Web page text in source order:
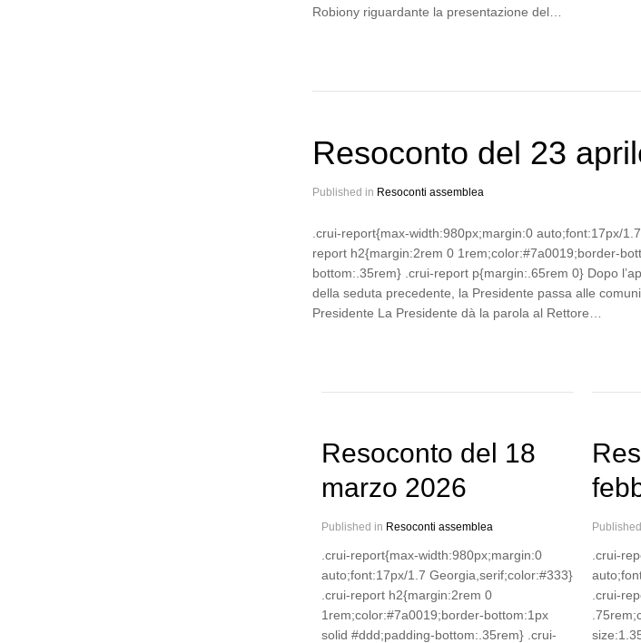
Robiony riguardante la presentazione del…
Resoconto del 23
Published in Resoconti assemblea
.crui-report{max-width:980px;margin:0 auto;font:17px/
report h2{margin:2rem 0 1rem;color:#7a0019;border-
bottom:.35rem} .crui-report p{margin:.65rem 0} Dopo
della seduta precedente, la Presidente passa alle
Presidente La Presidente dà la parola al Rettore…
Resoconto del 18
marzo 2026
Published in Resoconti assemblea
.crui-report{max-width:980px;margin:0
auto;font:17px/1.7 Georgia,serif;color:#333}
.crui-report h2{margin:2rem 0
1rem;color:#7a0019;border-bottom:1px
solid #ddd;padding-bottom:.35rem} .crui-
.crui-
.crui-